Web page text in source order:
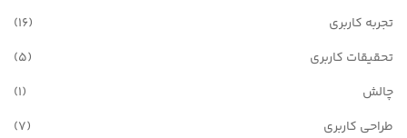
تجربه کاربری
(16)
تحقیقات کاربری
(5)
چالش
(1)
طراحی کاربری
(7)